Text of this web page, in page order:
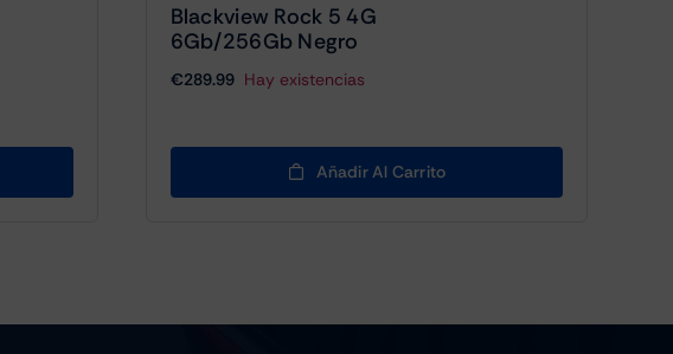
Blackview Rock 5 4G
6Gb/256Gb Negro
€289.99 Hay existencias
Añadir Al Carrito